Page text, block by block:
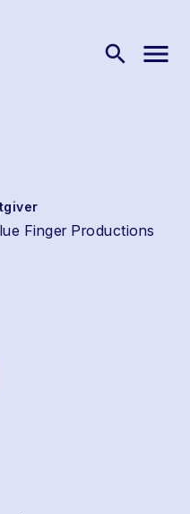
search menu
Finger Productions